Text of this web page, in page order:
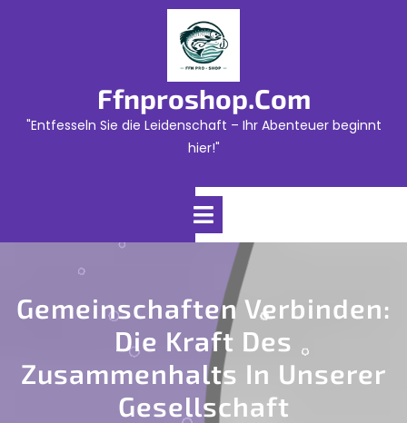
Ffnproshop.com
"Entfesseln Sie die Leidenschaft – Ihr Abenteuer beginnt
hier!"
Open
Gemeinschaften Verbinden:
Die Kraft Des
Zusammenhalts In Unserer
Gesellschaft